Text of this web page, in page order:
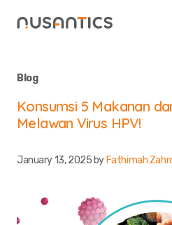
Blog
Konsumsi 5 Makanan
Melawan Virus HPV!
January 13, 2025 by Fathimah